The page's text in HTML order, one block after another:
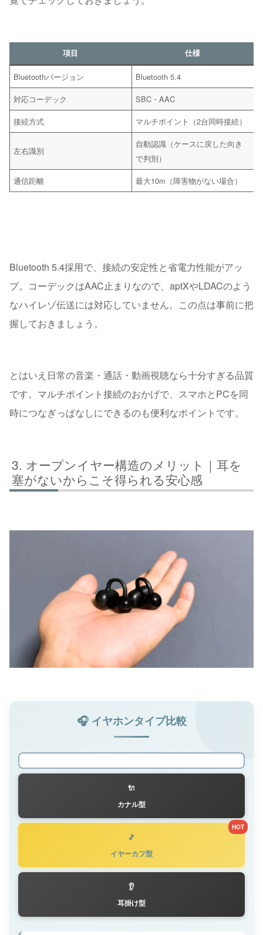
項目 仕様
Bluetoothバージョン
Bluetooth 5.4
対応コーデック
SBC・AAC
接続方式
マルチポイント（2台同時接続）
左右識別
自動認識（ケースに戻した向き
で判別）
通信距離
最大10m（障害物がない場合）
Bluetooth 5.4採用で、接続の安定性と省電力性能がアッ
プ。コーデックはAAC止まりなので、aptXやLDACのよう
なハイレゾ伝送には対応していません。この点は事前に把
握しておきましょう。
とはいえ日常の音楽・通話・動画視聴なら十分すぎる品質
です。マルチポイント接続のおかげで、スマホとPCを同
時につなぎっぱなしにできるのも便利なポイントです。
オープンイヤー構造のメリット｜耳を
塞がないからこそ得られる安心感
🎧 イヤホンタイプ比較
🔌
カナル型
🎵
イヤーカフ型
HOT
👂
耳掛け型